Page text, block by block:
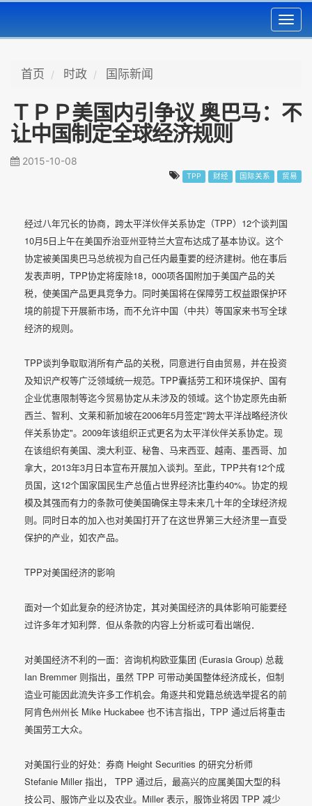
首页 时政 国际新闻
ＴＰＰ美国内引争议 奥巴马：不
让中国制定全球经济规则
2015-10-08
TPP 财经 国际关系 贸易
经过八年冗长的协商，跨太平洋伙伴关系协定（TPP）12个谈判国
10月5日上午在美国乔治亚州亚特兰大宣布达成了基本协议。这个
协定被美国奥巴马总统视为自己任内最重要的经济建树。他在事后
发表声明，TPP协定将废除18，000项各国附加于美国产品的关
税，使美国产品更具竞争力。同时美国将在保障劳工权益跟保护环
境的前提下开展新市场，而不允许中国（中共）等国家来书写全球
经济的规则。
TPP谈判争取取消所有产品的关税，同意进行自由贸易，并在投资
及知识产权等广泛领域统一规范。TPP囊括劳工和环境保护、国有
企业优惠限制等迄今贸易协定从未涉及的领域。这个协定原先由新
西兰、智利、文莱和新加坡在2006年5月签定"跨太平洋战略经济伙
伴关系协定"。2009年该组织正式更名为太平洋伙伴关系协定。现
在该组织有美国、澳大利亚、秘鲁、马来西亚、越南、墨西哥、加
拿大，2013年3月日本宣布开展加入谈判。至此，TPP共有12个成
员国，这12个国家国民生产总值占世界经济比重约40%。协定的规
模及其强而有力的条款可使美国确保主导未来几十年的全球经济规
则。同时日本的加入也对美国打开了在这世界第三大经济里一直受
保护的产业，如农产品。
TPP对美国经济的影响
面对一个如此复杂的经济协定，其对美国经济的具体影响可能要经
过许多年才知利弊．但从条款的内容上分析或可看出端倪．
对美国经济不利的一面：咨询机构欧亚集团 (Eurasia Group) 总裁
Ian Bremmer 则指出，虽然 TPP 可带动美国整体经济成长，但制
造业可能因此流失许多工作机会。角逐共和党籍总统选举提名的前
阿肯色州州长 Mike Huckabee 也不讳言指出，TPP 通过后将重击
美国劳工大众。
对美国行业的好处：券商 Height Securities 的研究分析师
Stefanie Miller 指出， TPP 通过后，最高兴的应属美国大型的科
技公司、服饰产业以及农业。Miller 表示，服饰业将因 TPP 减少